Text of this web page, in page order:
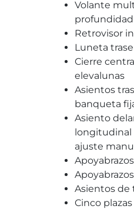
Volante
profundidad
Retrovisor
Luneta
Cierre
elevalunas
Asientos
banqueta
Asiento
longitudinal
ajuste
Asientos de
Cinco plazas